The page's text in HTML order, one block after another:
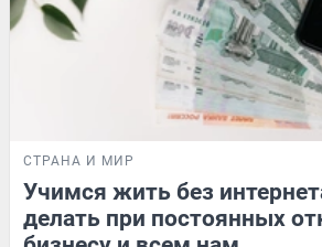
СТРАНА И МИР
Учимся жить без
делать при постоянных